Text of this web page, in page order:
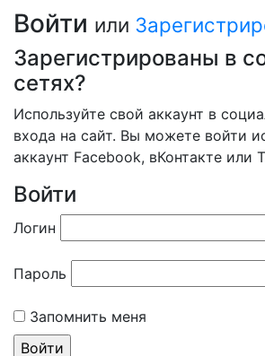
Войти или
Зарегистрированы в
сетях?
Используйте свой аккаунт в
входа на сайт. Вы можете войти
аккаунт Facebook, вКонтакте или
Войти
Логин
Пароль
Запомнить меня